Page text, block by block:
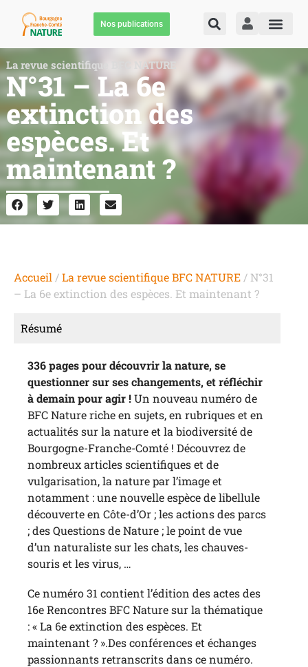
Nos publications
La revue scientifique BFC NATURE
N°31 – La 6e
extinction des
espèces. Et
maintenant ?
Accueil /La revue scientifique BFC NATURE / N°31
– La 6e extinction des espèces. Et maintenant ?
Résumé
336 pages pour découvrir la nature, se
questionner sur ses changements, et réfléchir
à demain pour agir !Un nouveau numéro de
BFC Nature riche en sujets, en rubriques et en
actualités sur la nature et la biodiversité de
Bourgogne-Franche-Comté ! Découvrez de
nombreux articles scientifiques et de
vulgarisation, la nature par l’image et
notamment : une nouvelle espèce de libellule
découverte en Côte-d’Or ; les actions des parcs
; des Questions de Nature ; le point de vue
d’un naturaliste sur les chats, les chauves-
souris et les virus, …
Ce numéro 31 contient l’édition des actes des
16e Rencontres BFC Nature sur la thématique
: « La 6e extinction des espèces. Et
maintenant ? ».Des conférences et échanges
passionnants retranscrits dans ce numéro.